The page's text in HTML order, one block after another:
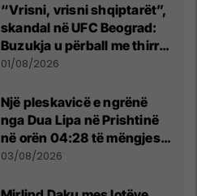
“Vrisni, vrisni shqiptarët”,
skandal në UFC Beograd:
Buzukja u përball me thirrje
anti-shqiptare nga
01/08/2026
Një pleskavicë e ngrënë
nga Dua Lipa në Prishtinë
në orën 04:28 të mëngjesit
- dhe bota digjitale serbe
03/08/2026